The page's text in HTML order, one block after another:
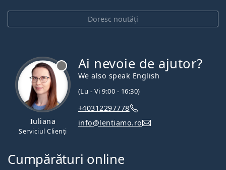
Doresc noutăți
Iuliana
Serviciul Clienți
Ai nevoie de ajutor?
We also speak English
(Lu - Vi 9:00 - 16:30)
+40312297778
info@lentiamo.ro
Cumpărături online